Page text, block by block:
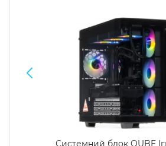
Системний блок QUBE